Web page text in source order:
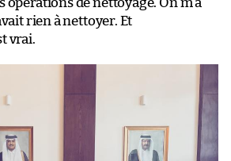
de nettoyage. On m’a
rien à nettoyer. Et
vrai.